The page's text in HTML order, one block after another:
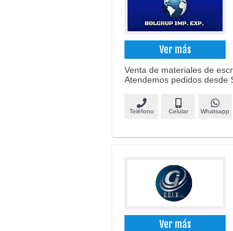
Ver más
Venta de materiales de
Atendemos pedidos desde
Teléfono Celular Whatsapp
Ver más